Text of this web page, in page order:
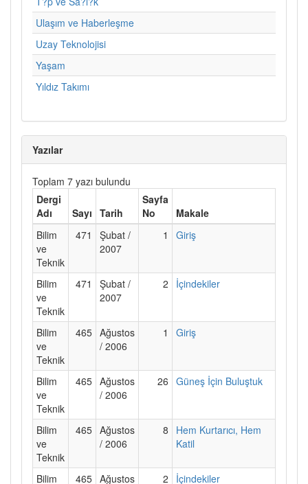
Ulaşım ve Haberleşme
Uzay Teknolojisi
Yaşam
Yıldız Takımı
Yazılar
Toplam 7 yazı bulundu
Dergi
Adı
Sayı Tarih
Sayfa
No
Makale
Bilim
ve
Teknik
471
Şubat /
2007
1 Giriş
Bilim
ve
Teknik
471
Şubat /
2007
2 İçindekiler
Bilim
ve
Teknik
465 Ağustos
/ 2006
1 Giriş
Bilim
ve
Teknik
465 Ağustos
/ 2006
26 Güneş İçin Buluştuk
Bilim
ve
Teknik
465 Ağustos
/ 2006
8
Hem Kurtarıcı, Hem
Katil
Bilim 465 Ağustos 2 İçindekiler